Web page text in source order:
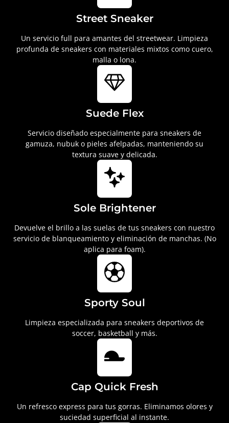
Street Sneaker
Un servicio full para amantes del streetwear. Limpieza
profunda de sneakers con materiales mixtos como cuero,
malla o lona.
Suede Flex
Servicio diseñado especialmente para sneakers de
gamuza, nubuk o pieles afelpadas, manteniendo su
textura suave y delicada.
Sole Brightener
Devuelve el brillo a las suelas de tus sneakers con nuestro
servicio de blanqueamiento y eliminación de manchas. (No
aplica para foam).
Sporty Soul
Limpieza especializada para sneakers deportivos de
soccer, basketball y más.
Cap Quick Fresh
Un refresco express para tus gorras. Eliminamos olores y
suciedad superficial al instante.